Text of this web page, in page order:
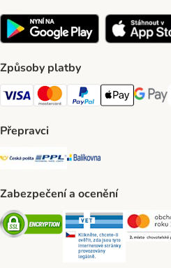
Způsoby platby
Visa Payment Method
Mastercard Payment Method
PayPal Payment Method
Apple pay
Přepravci
Česká pošta Shipping Method
PPL Shipping Method
Balíkovna
Zabezpečení a ocenění
Security Security